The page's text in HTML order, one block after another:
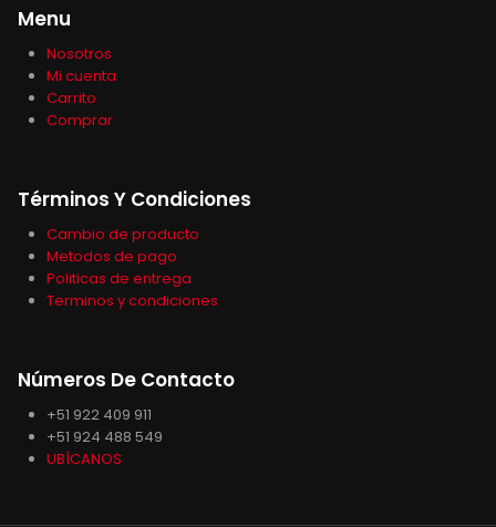
Menu
Nosotros
Mi cuenta
Carrito
Comprar
Términos Y Condiciones
Cambio de producto
Metodos de pago
Politicas de entrega
Terminos y condiciones
Números De Contacto
+51 922 409 911
+51 924 488 549
UBÍCANOS